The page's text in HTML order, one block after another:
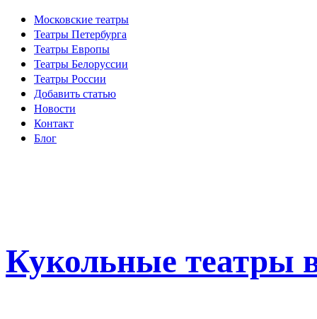
Московские театры
Театры Петербурга
Театры Европы
Театры Белоруссии
Театры России
Добавить статью
Новости
Контакт
Блог
Кукольные театры